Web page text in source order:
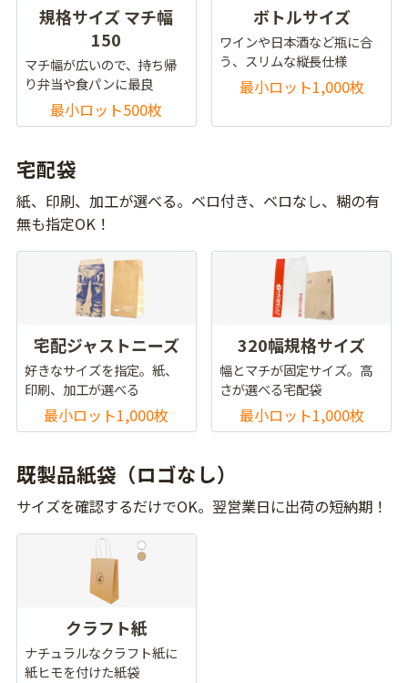
規格サイズ マチ幅
150
マチ幅が広いので、持ち帰
り弁当や食パンに最良
最小ロット500枚
ボトルサイズ
ワインや日本酒など瓶に合
う、スリムな縦長仕様
最小ロット1,000枚
宅配袋
紙、印刷、加工が選べる。ベロ付き、ベロなし、糊の有
無も指定OK！
宅配ジャストニーズ
好きなサイズを指定。紙、
印刷、加工が選べる
最小ロット1,000枚
320幅規格サイズ
幅とマチが固定サイズ。高
さが選べる宅配袋
最小ロット1,000枚
既製品紙袋（ロゴなし）
サイズを確認するだけでOK。翌営業日に出荷の短納期！
クラフト紙
ナチュラルなクラフト紙に
紙ヒモを付けた紙袋